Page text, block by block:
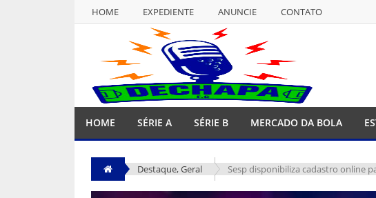
HOME EXPEDIENTE ANUNCIE
CONTATO
EXPEDIENTE ANUNCIE
HOME SÉRIE A SÉRIE B MERCADO DA BOLA
Destaque,Geral Sesp disponibiliza cadastro online